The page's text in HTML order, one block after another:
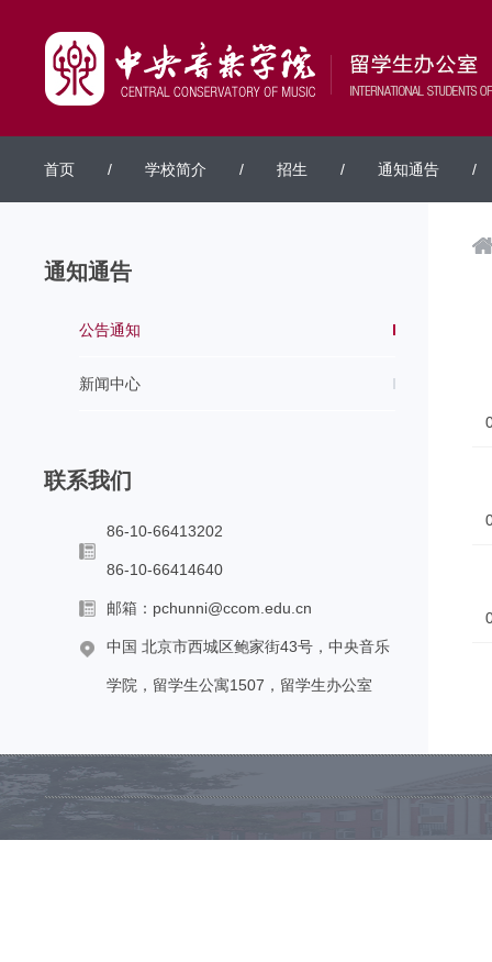
首页 / 学校简介 / 招生 / 通知通告 /
通知通告
公告通知
新闻中心
联系我们
86-10-66413202
86-10-66414640
邮箱：pchunni@ccom.edu.cn
中国 北京市西城区鲍家街43号，中央音乐
学院，留学生公寓1507，留学生办公室